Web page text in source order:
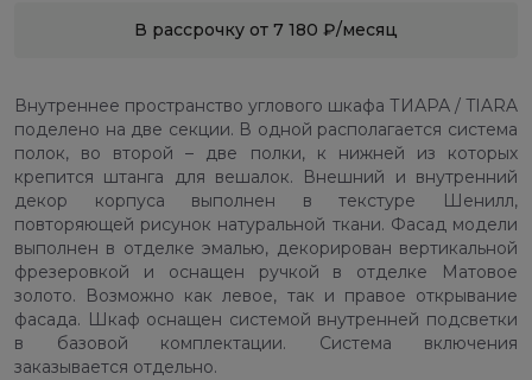
В рассрочку от 7 180 ₽/месяц
Внутреннее пространство углового шкафа ТИАРА / TIARA
поделено на две секции. В одной располагается система
полок, во второй – две полки, к нижней из которых
крепится штанга для вешалок. Внешний и внутренний
декор корпуса выполнен в текстуре Шенилл,
повторяющей рисунок натуральной ткани. Фасад модели
выполнен в отделке эмалью, декорирован вертикальной
фрезеровкой и оснащен ручкой в отделке Матовое
золото. Возможно как левое, так и правое открывание
фасада. Шкаф оснащен системой внутренней подсветки
в базовой комплектации. Система включения
заказывается отдельно.